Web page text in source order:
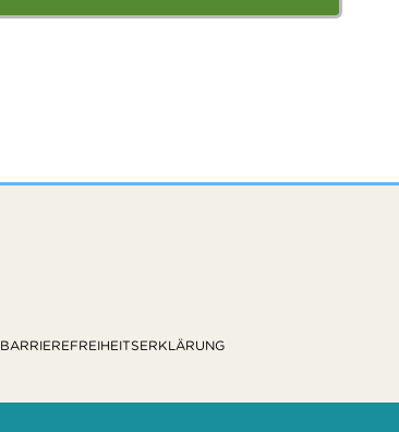
BARRIEREFREIHEITSERKLÄRUNG